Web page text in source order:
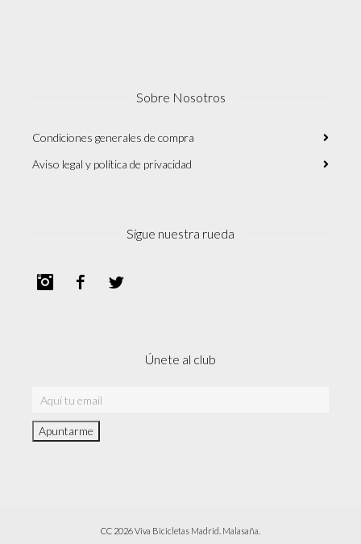
Sobre Nosotros
Condiciones generales de compra
Aviso legal y política de privacidad
Sigue nuestra rueda
InstagramFacebook
Únete al club
CC 2026 Viva Bicicletas Madrid. Malasaña.